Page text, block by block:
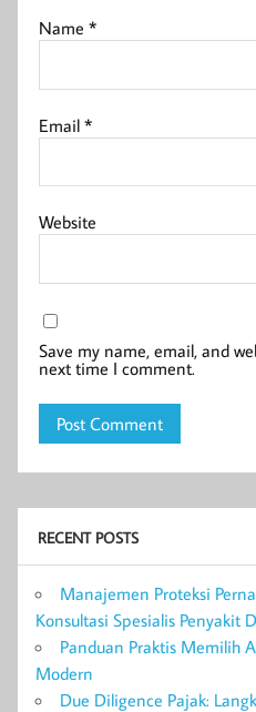
Name*
Email*
Website
Save my name, email, and
next time I comment.
RECENT POSTS
Manajemen Proteksi
Konsultasi Spesialis Penyakit
Panduan Praktis Memilih
Modern
Due Diligence Pajak: